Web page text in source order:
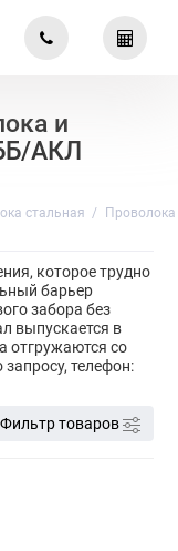
и
АКЛ
стальная Проволока
которое трудно
барьер
забора без
выпускается в
отгружаются со
телефон:
Фильтр товаров